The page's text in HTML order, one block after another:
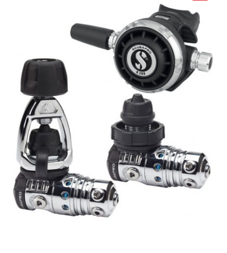
hijo
SEGUROS DE BUCEO
WEB YOBUCEO